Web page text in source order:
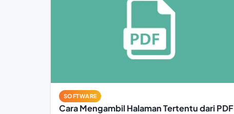
SOFTWARE
Cara Mengambil Halaman Tertentu dari PDF